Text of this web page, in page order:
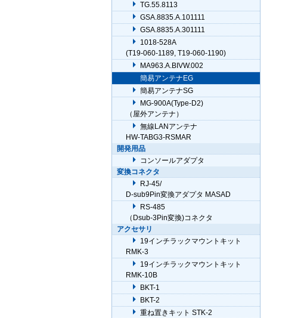
TG.55.8113
GSA.8835.A.101111
GSA.8835.A.301111
1018-528A
(T19-060-1189, T19-060-1190)
MA963.A.BIVW.002
簡易アンテナEG
簡易アンテナSG
MG-900A(Type-D2)
（屋外アンテナ）
無線LANアンテナ
HW-TABG3-RSMAR
開発用品
コンソールアダプタ
変換コネクタ
RJ-45/
D-sub9Pin変換アダプタ MASAD
RS-485
（Dsub-3Pin変換)コネクタ
アクセサリ
19インチラックマウントキット
RMK-3
19インチラックマウントキット
RMK-10B
BKT-1
BKT-2
重ね置きキット STK-2